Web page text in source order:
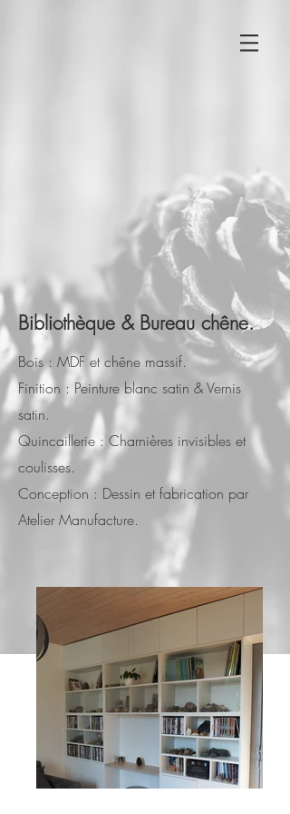
Bois : MDF et chêne massif.
Finition : Peinture blanc satin & Vernis
satin.
Quincaillerie : Charnières invisibles et
coulisses.
Conception : Dessin et fabrication par
Atelier Manufacture.
Bibliothèque & Bureau chêne.